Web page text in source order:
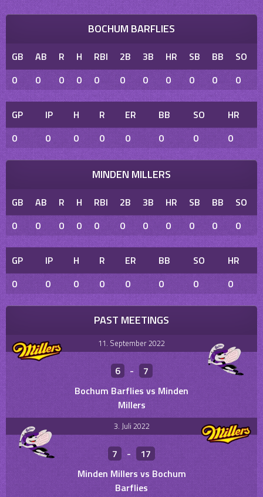
BOCHUM BARFLIES
GB AB R H RBI 2B 3B HR SB BB SO
0
0 0 0 0 0 0 0 0 0 0
GP IP H R ER BB SO
HR
0
0 0 0 0 0 0 0
MINDEN MILLERS
GB AB R H RBI 2B 3B HR SB BB SO
0
0 0 0 0 0 0 0 0 0 0
GP IP H R ER BB SO
HR
0
0 0 0 0 0 0 0
PAST MEETINGS
11. September 2022
6 -
7
Bochum Barflies vs Minden
Millers
3. Juli 2022
7 -
17
Minden Millers vs Bochum
Barflies